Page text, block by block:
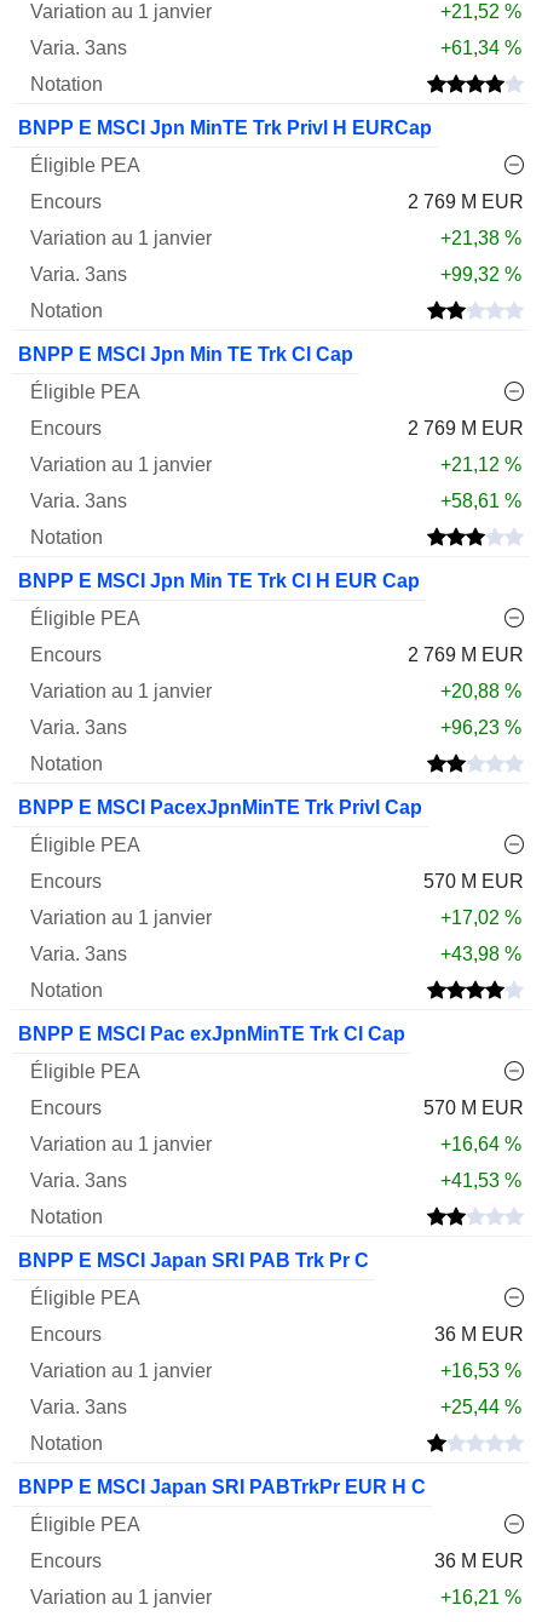
+21,52 %
+61,34 %
BNPP E MSCI Jpn MinTE Trk Privl H EURCap
2 769 M EUR
+21,38 %
+99,32 %
BNPP E MSCI Jpn Min TE Trk Cl Cap
2 769 M EUR
+21,12 %
+58,61 %
BNPP E MSCI Jpn Min TE Trk Cl H EUR Cap
2 769 M EUR
+20,88 %
+96,23 %
BNPP E MSCI PacexJpnMinTE Trk Privl Cap
570 M EUR
+17,02 %
+43,98 %
BNPP E MSCI Pac exJpnMinTE Trk Cl Cap
570 M EUR
+16,64 %
+41,53 %
BNPP E MSCI Japan SRI PAB Trk Pr C
36 M EUR
+16,53 %
+25,44 %
BNPP E MSCI Japan SRI PABTrkPr EUR H C
36 M EUR
+16,21 %